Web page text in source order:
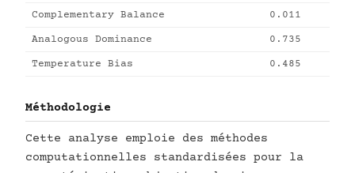
Complementary Balance 0.011
Analogous Dominance 0.735
Temperature Bias 0.485
Méthodologie
Cette analyse emploie des méthodes
computationnelles standardisées pour la